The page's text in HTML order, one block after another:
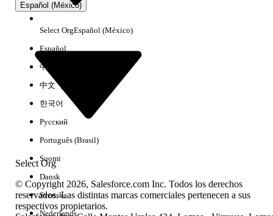
No hay resultados
Español (México)
Select Org
Select OrgEspañol (México)
Español
中文（简体）
中文（繁體）
한국어
Русский
Português (Brasil)
Suomi
Dansk
Svenska
Nederlands
© Copyright 2026, Salesforce.com Inc. Todos los derechos
reservados. Las distintas marcas comerciales pertenecen a sus
respectivos propietarios.